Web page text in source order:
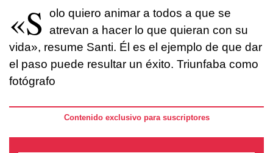
«S
olo quiero animar a todos a que se
atrevan a hacer lo que quieran con su
vida», resume Santi. Él es el ejemplo de que dar
el paso puede resultar un éxito. Triunfaba como
fotógrafo
Contenido exclusivo para suscriptores